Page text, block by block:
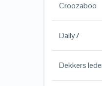
Croozaboo
Daily7
Dekkers